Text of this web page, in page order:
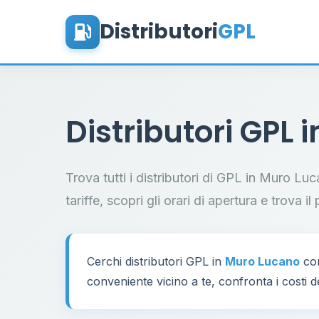
DistributoriGPL
Distributori GPL
Trova tutti i distributori di GPL in Muro
tariffe, scopri gli orari di apertura e trova
Cerchi distributori GPL in Muro Lucano
conveniente vicino a te, confronta i costi